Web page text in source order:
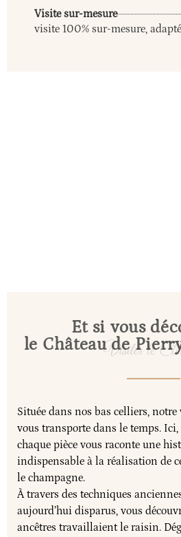
Visite sur-mesure
visite 100% sur-mesure,
Et si vous
le Château de
Située dans nos bas celliers,
vous transporte dans le temps. Ici,
chaque pièce vous raconte une
indispensable à la réalisation de
le champagne.
À travers des techniques
aujourd’hui disparus, vous
ancêtres travaillaient le raisin.